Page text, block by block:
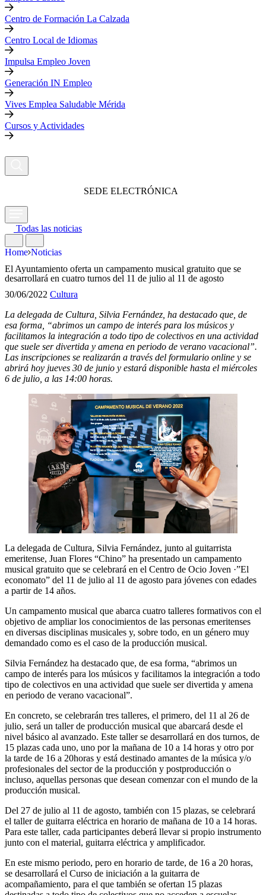
Centro de Formación La Calzada
Centro Local de Idiomas
Impulsa Empleo Joven
Generación IN Empleo
Vives Emplea Saludable Mérida
Cursos y Actividades
SEDE ELECTRÓNICA
Todas las noticias
Home Noticias
El Ayuntamiento oferta un campamento musical gratuito que se
desarrollará en cuatro turnos del 11 de julio al 11 de agosto
30/06/2022 Cultura
La delegada de Cultura, Silvia Fernández, ha destacado que, de
esa forma, “abrimos un campo de interés para los músicos y
facilitamos la integración a todo tipo de colectivos en una actividad
que suele ser divertida y amena en periodo de verano vacacional”.
Las inscripciones se realizarán a través del formulario online y se
abrirá hoy jueves 30 de junio y estará disponible hasta el miércoles
6 de julio, a las 14:00 horas.
La delegada de Cultura, Silvia Fernández, junto al guitarrista
emeritense, Juan Flores “Chino” ha presentado un campamento
musical gratuito que se celebrará en el Centro de Ocio Joven ·”El
economato” del 11 de julio al 11 de agosto para jóvenes con edades
a partir de 14 años.
Un campamento musical que abarca cuatro talleres formativos con el
objetivo de ampliar los conocimientos de las personas emeritenses
en diversas disciplinas musicales y, sobre todo, en un género muy
demandado como es el caso de la producción musical.
Silvia Fernández ha destacado que, de esa forma, “abrimos un
campo de interés para los músicos y facilitamos la integración a todo
tipo de colectivos en una actividad que suele ser divertida y amena
en periodo de verano vacacional”.
En concreto, se celebrarán tres talleres, el primero, del 11 al 26 de
julio, será un taller de producción musical que abarcará desde el
nivel básico al avanzado. Este taller se desarrollará en dos turnos, de
15 plazas cada uno, uno por la mañana de 10 a 14 horas y otro por
la tarde de 16 a 20horas y está destinado amantes de la música y/o
profesionales del sector de la producción y postproducción o
incluso, aquellas personas que desean comenzar con el mundo de la
producción musical.
Del 27 de julio al 11 de agosto, también con 15 plazas, se celebrará
el taller de guitarra eléctrica en horario de mañana de 10 a 14 horas.
Para este taller, cada participantes deberá llevar si propio instrumento
junto con el material, guitarra eléctrica y amplificador.
En este mismo periodo, pero en horario de tarde, de 16 a 20 horas,
se desarrollará el Curso de iniciación a la guitarra de
acompañamiento, para el que también se ofertan 15 plazas